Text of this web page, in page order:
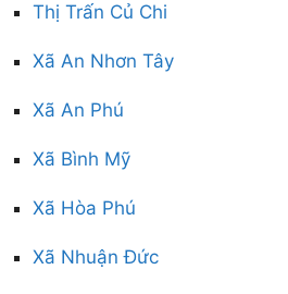
Thị Trấn Củ Chi
Xã An Nhơn Tây
Xã An Phú
Xã Bình Mỹ
Xã Hòa Phú
Xã Nhuận Đức